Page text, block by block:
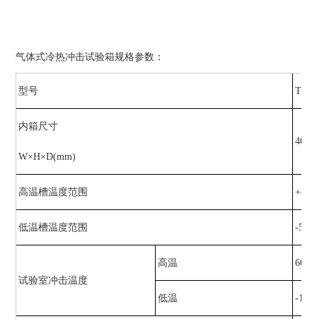
气体式冷热冲击试验箱规格参数：
型号 TS
内箱尺寸
W×H×D(mm)
高温槽温度范围 +80
低温槽温度范围 -55
试验室冲击温度
高温 60
低温 -10